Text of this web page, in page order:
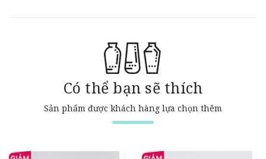
Có thể bạn sẽ thích
Sản phẩm được khách hàng lựa chọn thêm